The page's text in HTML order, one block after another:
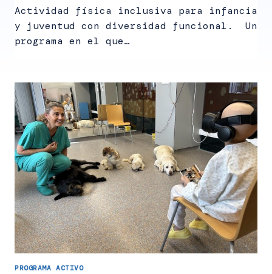
Actividad física inclusiva para infancia
y juventud con diversidad funcional. Un
programa en el que…
PROGRAMA ACTIVO